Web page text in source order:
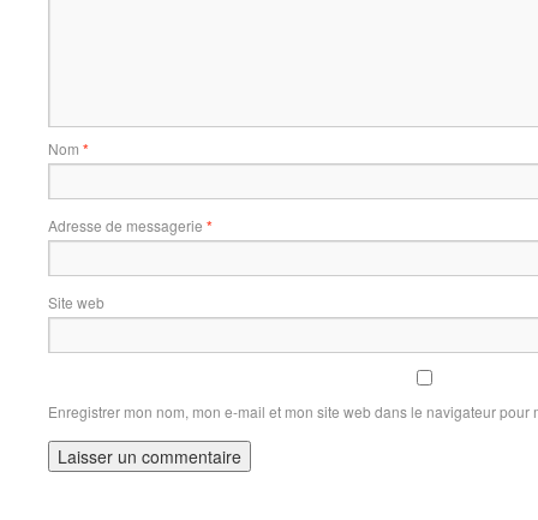
Nom *
Adresse de messagerie *
Site web
Enregistrer mon nom, mon e-mail et mon site web dans le navigateur pour